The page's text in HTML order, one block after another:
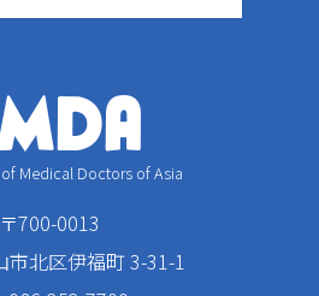
Medical Doctors of Asia
〒700-0013
市北区伊福町 3-31-1